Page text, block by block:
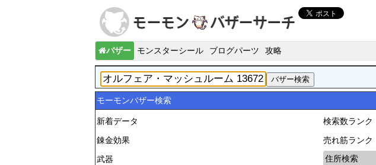
バザー モンスターシール ブログパーツ 攻略
モーモンバザー検索
新着データ
錬金効果
武器
検索数ランク
売れ筋ランク
住所検索